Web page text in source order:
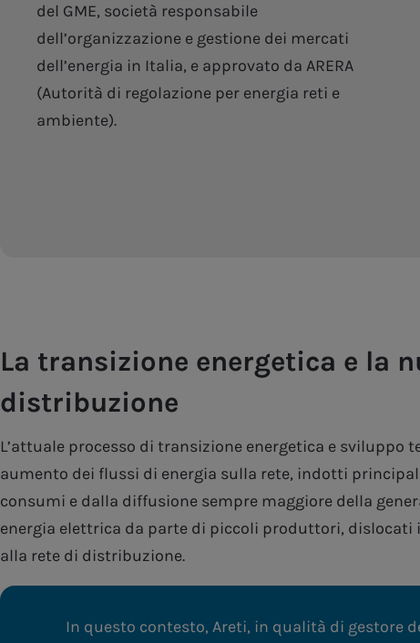
del GME, società responsabile
dell’organizzazione e gestione dei mercati
dell’energia in Italia, e approvato da ARERA
(Autorità di regolazione per energia reti e
ambiente).
La transizione energetica e la
distribuzione
L’attuale processo di transizione energetica e sviluppo
aumento dei flussi di energia sulla rete, indotti
consumi e dalla diffusione sempre maggiore della
energia elettrica da parte di piccoli produttori,
alla rete di distribuzione.
In questo contesto, Areti, in qualità di gestore